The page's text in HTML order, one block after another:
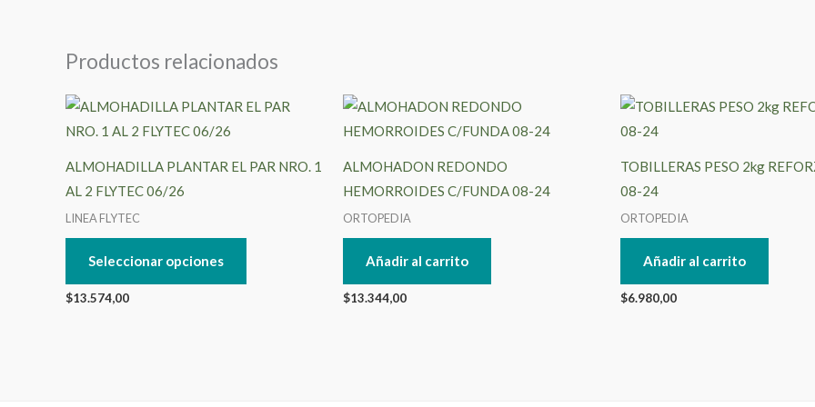
Productos relacionados
ALMOHADILLA PLANTAR EL PAR NRO. 1
AL 2 FLYTEC 06/26
LINEA FLYTEC
Seleccionar opciones
Este
$13.574,00
ALMOHADON REDONDO
HEMORROIDES C/FUNDA 08-24
ORTOPEDIA
Añadir al carrito
$13.344,00
TOBILLERAS PESO 2kg
08-24
ORTOPEDIA
Añadir al carrito
$6.980,00